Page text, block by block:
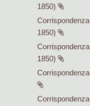
1850)
Corrispondenza
1850)
Corrispondenza
1850)
Corrispondenza
Corrispondenza